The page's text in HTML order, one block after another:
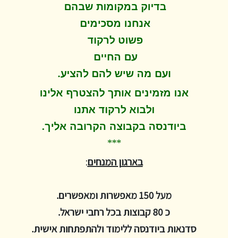
בדיוק במקומות שבהם
אנחנו מסכימים
פשוט לרקוד
עם החיים
ועם מה שיש להם להציע.
אנו מזמינים אותך להצטרף אלינו
ולבוא לרקוד אתנו
ביודנסה בקבוצה הקרובה אליך.
***
בארגון המנחים:
מעל 150 מאפשרות ומאפשרים.
כ 80 קבוצות בכל רחבי ישראל.
סדנאות ביודנסה ללימוד ולהתפתחות אישית.